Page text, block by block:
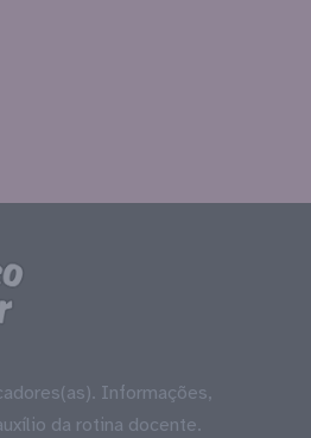
Informações,
da rotina docente.